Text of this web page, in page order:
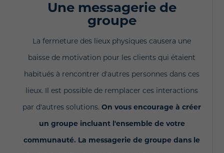
Une messagerie de
groupe
La fermeture des lieux physiques causera une
baisse de motivation pour les clients qui étaient
habitués à rencontrer d'autres personnes dans ces
lieux. Il est possible de remplacer ces interactions
par d'autres solutions. On vous encourage à créer
un groupe incluant l'ensemble de votre
communauté. La messagerie de groupe dans le